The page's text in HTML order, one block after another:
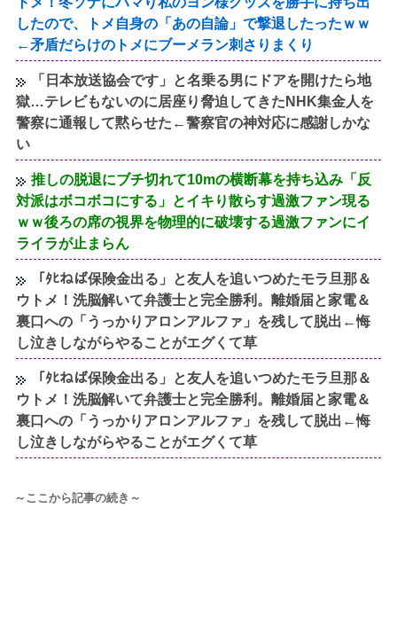
したので、トメ自身の「あの自論」で撃退したったｗｗ
←矛盾だらけのトメにブーメラン刺さりまくり
「日本放送協会です」と名乗る男にドアを開けたら地
獄…テレビもないのに居座り脅迫してきたNHK集金人を
警察に通報して黙らせた←警察官の神対応に感謝しかな
い
推しの脱退にブチ切れて10mの横断幕を持ち込み「反
対派はボコボコにする」とイキり散らす過激ファン現る
ｗｗ後ろの席の視界を物理的に破壊する過激ファンにイ
ライラが止まらん
「ﾀﾋねば保険金出る」と友人を追いつめたモラ旦那＆
ウトメ！洗脳解いて弁護士と完全勝利。離婚届と家電＆
裏口への「うっかりアロンアルファ」を残して脱出←悔
し泣きしながらやることがエグくて草
「ﾀﾋねば保険金出る」と友人を追いつめたモラ旦那＆
ウトメ！洗脳解いて弁護士と完全勝利。離婚届と家電＆
裏口への「うっかりアロンアルファ」を残して脱出←悔
し泣きしながらやることがエグくて草
～ここから記事の続き～